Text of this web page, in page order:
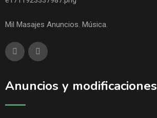
Mil Masajes Anuncios. Música.
Anuncios y modificaciones